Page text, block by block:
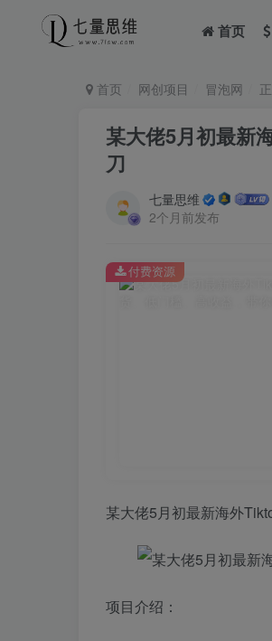
首页
首页 网创项目 冒泡网
某大佬5月初最新
刀
七量思维
2个月前发布
付费资源
某大佬5月初最新海外
项目介绍：